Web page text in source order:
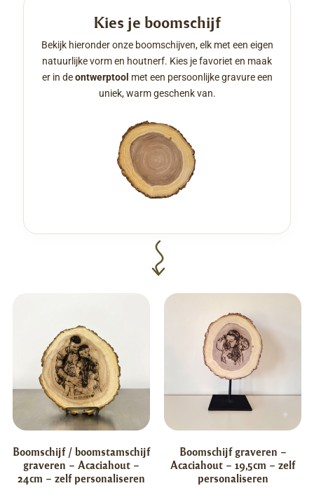
Kies je boomschijf
Bekijk hieronder onze boomschijven, elk met een eigen
natuurlijke vorm en houtnerf. Kies je favoriet en maak
er in deontwerptool met een persoonlijke gravure een
uniek, warm geschenk van.
Boomschijf / boomstamschijf
graveren – Acaciahout –
24cm – zelf personaliseren
Boomschijf graveren –
Acaciahout – 19,5cm – zelf
personaliseren